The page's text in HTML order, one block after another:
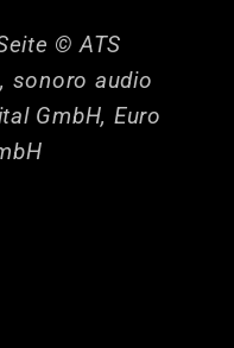
© ATS
sonoro audio
GmbH, Euro